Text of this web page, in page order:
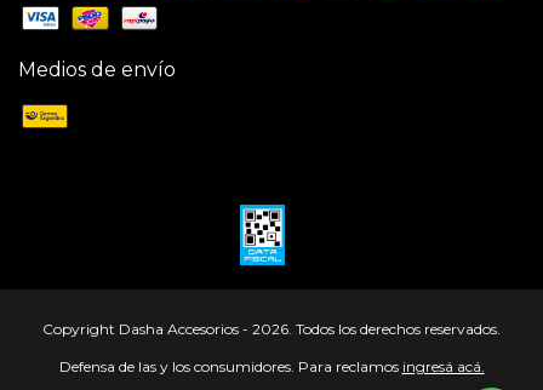
Medios de envío
Copyright Dasha Accesorios - 2026. Todos los derechos reservados.
Defensa de las y los consumidores. Para reclamos ingresá acá.